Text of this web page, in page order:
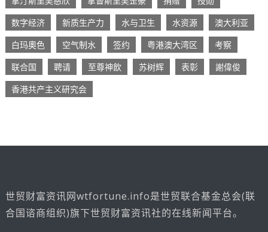
数字经济
新质生产力 水与卫生 水资源
澳大利亚
白玛奧色
空气制水 签约 粤港澳大湾区
考察
联合国
聘请 至尊神飲 苏树辉 表彰
謝偉俊
香港共产主义研究会
世贸财富资讯网wtfortune.info是世贸联合基金总会(联
合国谘商组织)旗下世贸财富资讯社的在线新闻平台。